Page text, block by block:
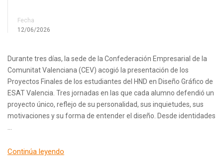
Fecha
12/06/2026
Durante tres días, la sede de la Confederación Empresarial de la
Comunitat Valenciana (CEV) acogió la presentación de los
Proyectos Finales de los estudiantes del HND en Diseño Gráfico de
ESAT Valencia. Tres jornadas en las que cada alumno defendió un
proyecto único, reflejo de su personalidad, sus inquietudes, sus
motivaciones y su forma de entender el diseño. Desde identidades
…
Continúa leyendo